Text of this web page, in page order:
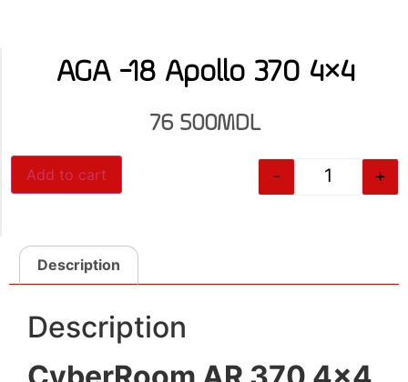
AGA -18 Apollo 370 4×4
76 500MDL
- +
Add to cart
Description
Description